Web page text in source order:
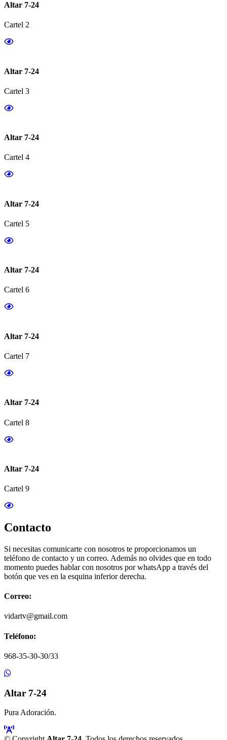
Altar 7-24
Cartel 2
Altar 7-24
Cartel 3
Altar 7-24
Cartel 4
Altar 7-24
Cartel 5
Altar 7-24
Cartel 6
Altar 7-24
Cartel 7
Altar 7-24
Cartel 8
Altar 7-24
Cartel 9
Contacto
Si necesitas comunicarte con nosotros te proporcionamos un
teléfono de contacto y un correo. Además no olvides que en todo
momento puedes hablar con nosotros por whatsApp a través del
botón que ves en la esquina inferior derecha.
Correo:
vidartv@gmail.com
Teléfono:
968-35-30-30/33
Altar 7-24
Pura Adoración.